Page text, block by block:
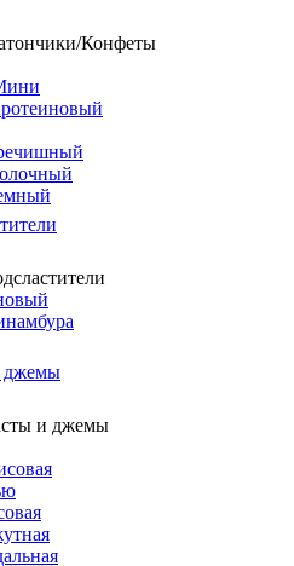
Конфеты
джемы
и джемы